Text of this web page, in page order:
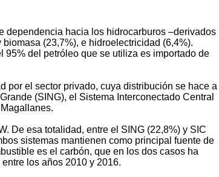
dependencia hacia los hidrocarburos –derivados
(23,7%), e hidroelectricidad (6,4%).
del petróleo que se utiliza es importado de
por el sector privado, cuya distribución se hace a
(SING), el Sistema Interconectado Central
De esa totalidad, entre el SING (22,8%) y SIC
sistemas mantienen como principal fuente de
es el carbón, que en los dos casos ha
los años 2010 y 2016.